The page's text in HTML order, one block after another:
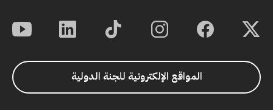
المواقع الإلكترونية للجنة الدولية